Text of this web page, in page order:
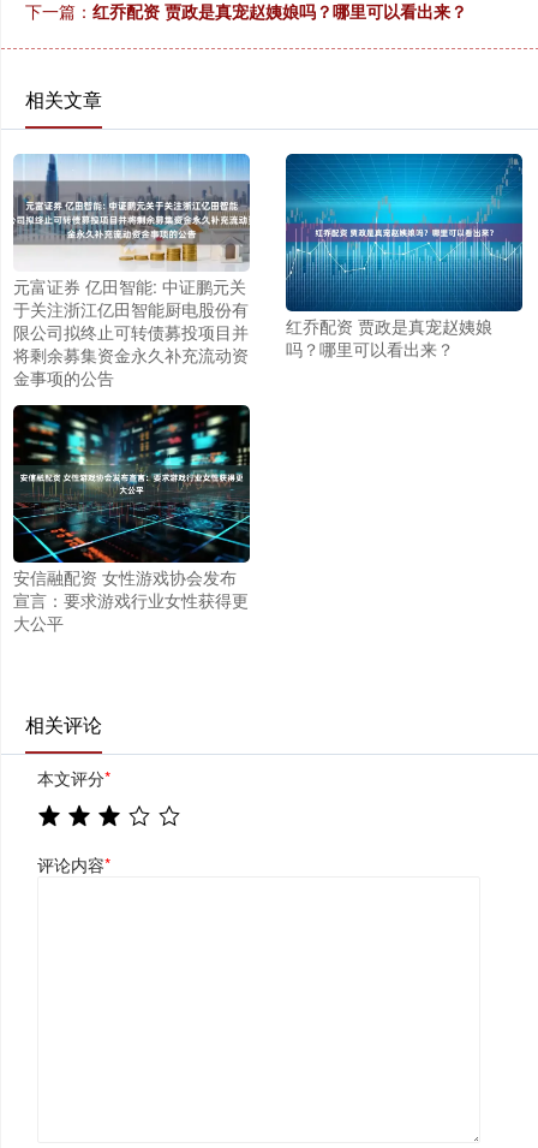
下一篇： 红乔配资 贾政是真宠赵姨娘吗？哪里可以看出来？
相关文章
元富证券 亿田智能: 中证鹏元关
于关注浙江亿田智能厨电股份有
限公司拟终止可转债募投项目并
将剩余募集资金永久补充流动资
金事项的公告
红乔配资 贾政是真宠赵姨娘
吗？哪里可以看出来？
安信融配资 女性游戏协会发布
宣言：要求游戏行业女性获得更
大公平
相关评论
本文评分*
评论内容*